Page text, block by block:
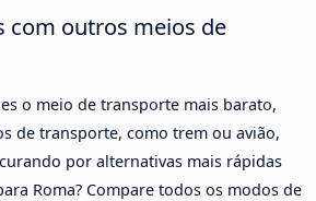
com outros meios de
o meio de transporte mais barato,
de transporte, como trem ou avião,
por alternativas mais rápidas
Roma? Compare todos os modos de